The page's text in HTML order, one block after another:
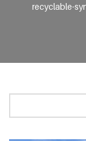
recyclable-